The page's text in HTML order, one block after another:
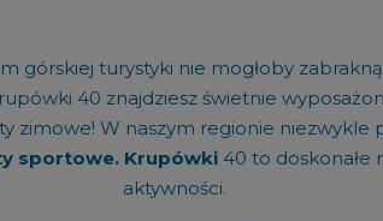
górskiej turystyki nie mogłoby
40 znajdziesz świetnie
zimowe! W naszym regionie
sportowe. Krupówki 40 to doskonałe
aktywności.